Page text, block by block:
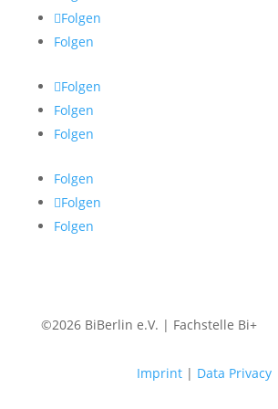
Folgen
Folgen
Folgen
Folgen
Folgen
Folgen
Folgen
Folgen
©2026 BiBerlin e.V. | Fachstelle Bi+
Imprint| Data Privacy